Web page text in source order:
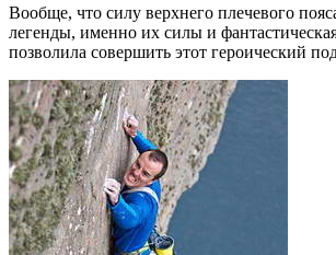
Вообще, что силу верхнего плечевого
легенды, именно их силы и
позволила совершить этот героический